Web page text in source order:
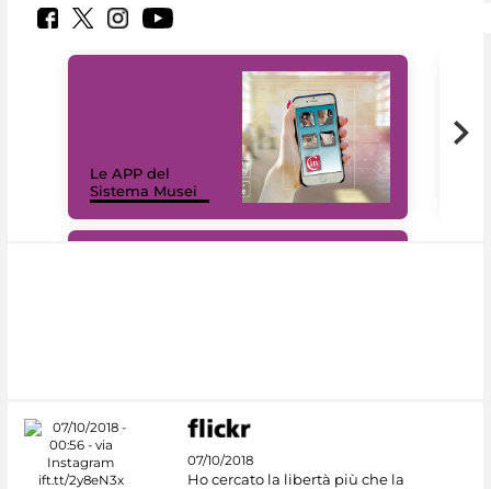
Le APP del
Sistema Musei
07/10/2018
Ho cercato la libertà più che la